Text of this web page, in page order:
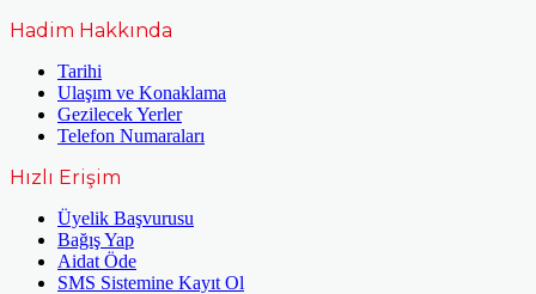
Hadim Hakkında
Tarihi
Ulaşım ve Konaklama
Gezilecek Yerler
Telefon Numaraları
Hızlı Erişim
Üyelik Başvurusu
Bağış Yap
Aidat Öde
SMS Sistemine Kayıt Ol